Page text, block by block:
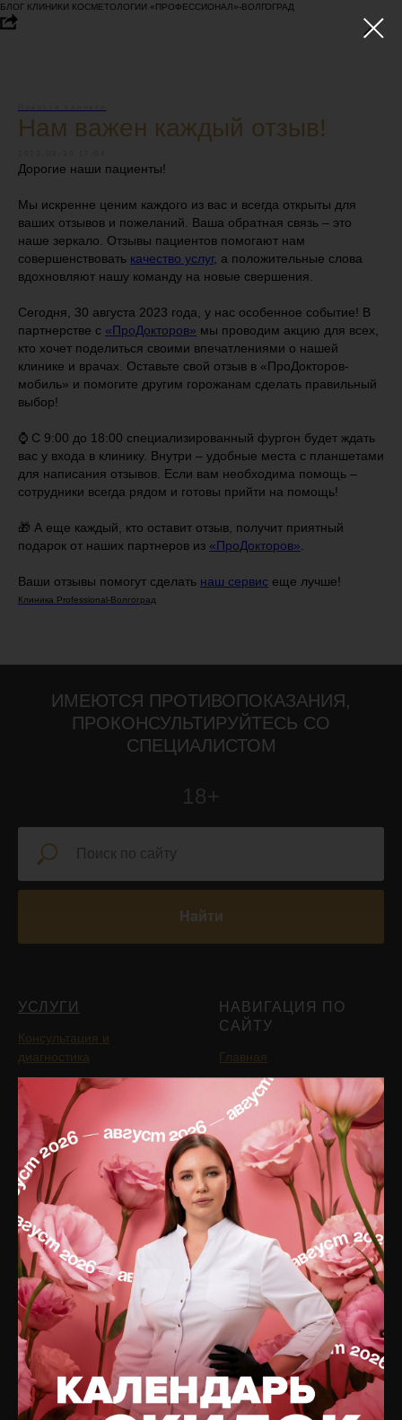
БЛОГ КЛИНИКИ КОСМЕТОЛОГИИ «ПРОФЕССИОНАЛ»-ВОЛГОГРАД
Нам важен каждый отзыв!
Дорогие наши пациенты!
Мы искренне ценим каждого из вас и всегда открыты для
ваших отзывов и пожеланий. Ваша обратная связь – это
наше зеркало. Отзывы пациентов помогают нам
совершенствовать качество услуг, а положительные слова
вдохновляют нашу команду на новые свершения.
Сегодня, 30 августа 2023 года, у нас особенное событие! В
партнерстве с «ПроДокторов» мы проводим акцию для всех,
кто хочет поделиться своими впечатлениями о нашей
клинике и врачах. Оставьте свой отзыв в «ПроДокторов-
мобиль» и помогите другим горожанам сделать правильный
выбор!
⌚ С 9:00 до 18:00 специализированный фургон будет ждать
вас у входа в клинику. Внутри – удобные места с планшетами
для написания отзывов. Если вам необходима помощь –
сотрудники всегда рядом и готовы прийти на помощь!
🎁 А еще каждый, кто оставит отзыв, получит приятный
подарок от наших партнеров из «ПроДокторов»
Ваши отзывы помогут сделать наш сервис еще лучше!
Клиника Professional-Волгоград
ИМЕЮТСЯ ПРОТИВОПОКАЗАНИЯ,
ПРОКОНСУЛЬТИРУЙТЕСЬ СО
СПЕЦИАЛИСТОМ
18+
Найти
УСЛУГИ
Консультация и
диагностика
Инъекционная
косметология
PRP-терапия
Аппаратная косметология
Лазерная косметология
Терапевтическая
косметология
Коррекция фигуры
Общая терапия
Трихология
Неврология
Сочетанные протоколы
Подобрать процедуру
НАВИГАЦИЯ ПО
САЙТУ
Главная
Подписаться на рассылку
новостей
Услуги
Цены
Отзывы
Специалисты
О клинике
Оборудование
Препараты
Юридическая информация
Вакансии
Контакты